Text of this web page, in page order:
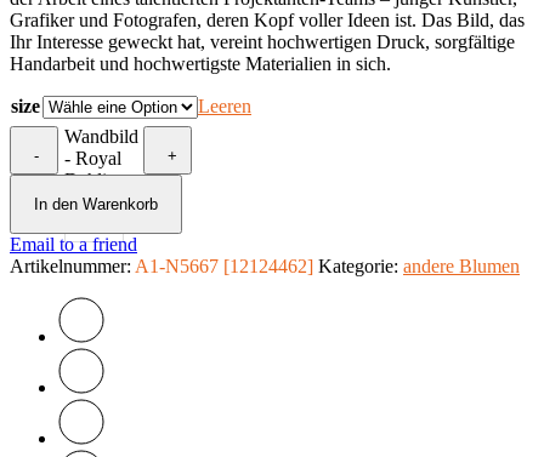
Grafiker und Fotografen, deren Kopf voller Ideen ist. Das Bild, das
Ihr Interesse geweckt hat, vereint hochwertigen Druck, sorgfältige
Handarbeit und hochwertigste Materialien in sich.
size Leeren
-
Wandbild
- Royal
Dahlia
Menge
+
In den Warenkorb
Email to a friend
Artikelnummer: A1-N5667 [12124462] Kategorie: andere Blumen